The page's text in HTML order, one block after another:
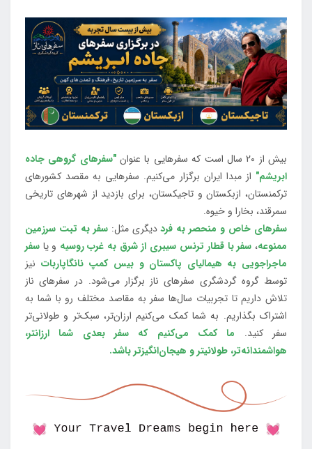
بیش از 20 سال است که سفرهایی با عنوان
"سفرهای گروهی جاده
ابریشم" از مبدا ایران برگزار می‌کنیم. سفرهایی به مقصد کشورهای
ترکمنستان، ازبکستان و تاجیکستان، برای بازدید از شهرهای تاریخی
سمرقند، بخارا و خیوه.
سفرهای خاص و منحصر به فرددیگری مثل:سفر به تبت سرزمین
ممنوعه، سفر با قطار ترنس سیبری از شرق به غرب روسیه و یا سفر
ماجراجویی به هیمالیای پاکستان و بیس کمپ نانگاپاربات نیز
توسط گروه گردشگری سفرهای ناز برگزار می‌شود. در سفرهای ناز
تلاش داریم تا تجربیات سال‌ها سفر به مقاصد مختلف رو با شما به
اشتراک بگذاریم. به شما کمک می‌کنیم ارزان‌تر، سبک‌تر و طولانی‌تر
سفر کنید. ما کمک می‌کنیم که سفر بعدی شما ارزانتر،
هواشمندانه‌تر، طولانی‎تر و هیجان‌انگیزتر باشد.